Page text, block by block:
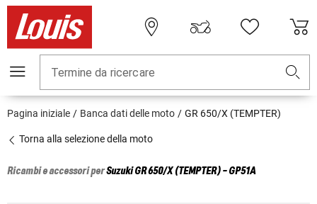
Termine da ricercare
Pagina iniziale Banca dati delle moto GR 650/X (TEMPTER)
Torna alla selezione della moto
Ricambi e accessori perSuzukiGR 650/X (TEMPTER) - GP51A